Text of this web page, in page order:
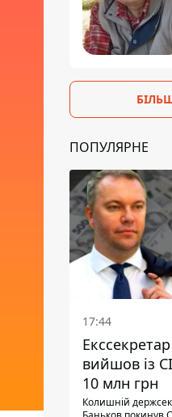
ПОПУЛЯРНЕ
17:44
вийшов із
10 млн грн
Колишній